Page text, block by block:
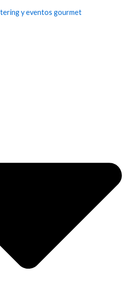
y eventos gourmet